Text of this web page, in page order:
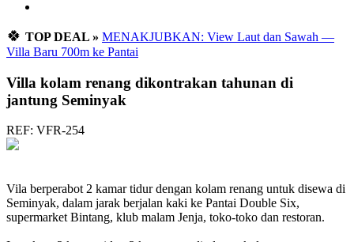
🍀 TOP DEAL » MENAKJUBKAN: View Laut dan Sawah —
Villa Baru 700m ke Pantai
Villa kolam renang dikontrakan tahunan di
jantung Seminyak
REF: VFR-254
Vila berperabot 2 kamar tidur dengan kolam renang untuk disewa di
Seminyak, dalam jarak berjalan kaki ke Pantai Double Six,
supermarket Bintang, klub malam Jenja, toko-toko dan restoran.